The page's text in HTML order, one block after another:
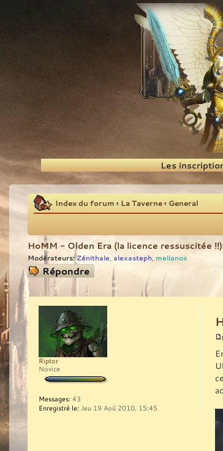
Recherche Les
Index du forum ‹ La Taverne‹ General
HoMM - Olden Era (la licence ressuscitée !!)
Modérateurs: Zénithale, alexasteph, melianos
Répondre
Riptor
Novice
Messages: 43
Enregistré le: Jeu 19 Aoû 2010, 15:45